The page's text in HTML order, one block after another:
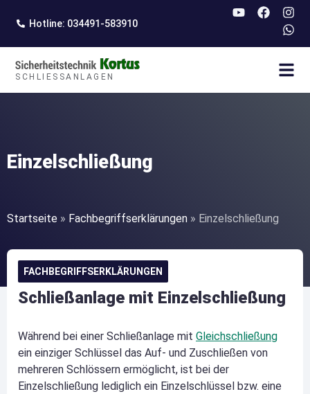
springen
Hotline: 034491-583910
SCHLIESSANLAGEN
Einzelschließung
Startseite » Fachbegriffserklärungen » Einzelschließung
FACHBEGRIFFSERKLÄRUNGEN
Schließanlage mit Einzelschließung
Während bei einer Schließanlage mit Gleichschließung
ein einziger Schlüssel das Auf- und Zuschließen von
mehreren Schlössern ermöglicht, ist bei der
Einzelschließung lediglich ein Einzelschlüssel bzw. eine